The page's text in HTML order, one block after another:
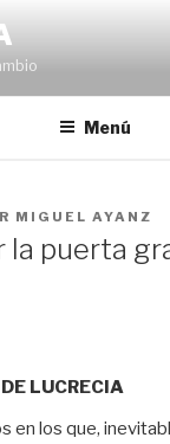
Menú
MIGUEL AYANZ
la puerta
LUCRECIA
en los que,